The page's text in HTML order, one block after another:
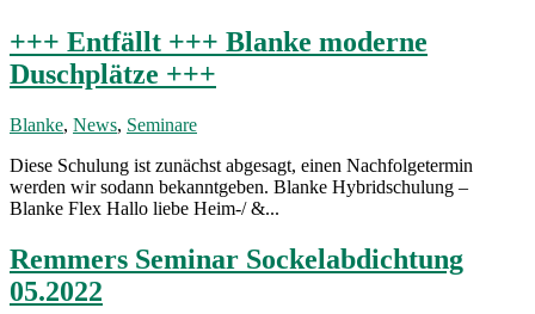
+++ Entfällt +++ Blanke moderne
Duschplätze +++
Blanke, News, Seminare
Diese Schulung ist zunächst abgesagt, einen Nachfolgetermin
werden wir sodann bekanntgeben. Blanke Hybridschulung –
Blanke Flex Hallo liebe Heim-/ &...
Remmers Seminar Sockelabdichtung
05.2022